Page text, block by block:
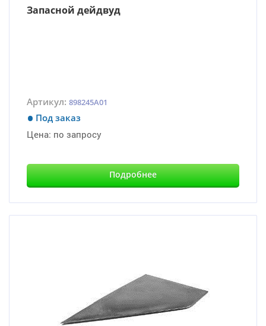
Запасной дейдвуд
Артикул: 898245A01
Под заказ
Цена: по запросу
Подробнее